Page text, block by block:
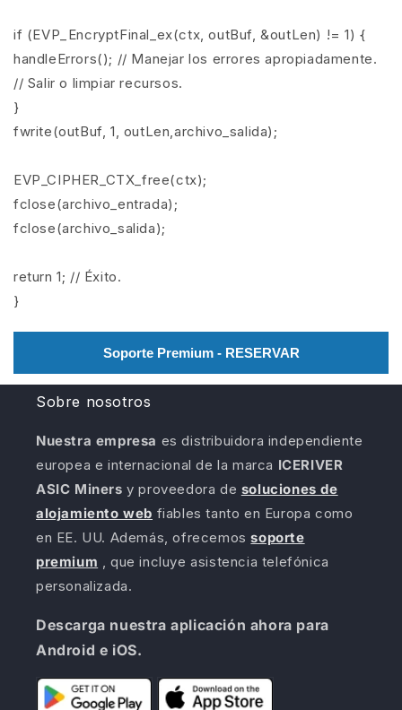
if (EVP_EncryptFinal_ex(ctx, outBuf, &outLen) != 1) {
handleErrors(); // Manejar los errores apropiadamente.
// Salir o limpiar recursos.
}
fwrite(outBuf, 1, outLen,archivo_salida);
EVP_CIPHER_CTX_free(ctx);
fclose(archivo_entrada);
fclose(archivo_salida);
return 1; // Éxito.
}
Soporte Premium - RESERVAR
Sobre nosotros
Nuestra empresa es distribuidora independiente
europea e internacional de la marca ICERIVER
ASIC Miners y proveedora de soluciones de
alojamiento web fiables tanto en Europa como
en EE. UU. Además, ofrecemossoporte
premium , que incluye asistencia telefónica
personalizada.
Descarga nuestra aplicación ahora para
Android e iOS.